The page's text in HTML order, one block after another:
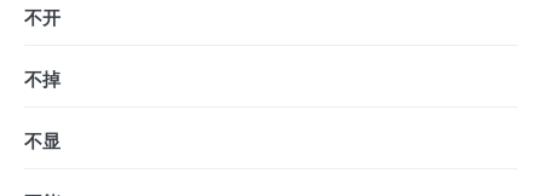
不开
不掉
不显